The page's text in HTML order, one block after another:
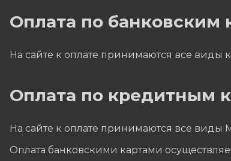
Оплата по банковским
На сайте к оплате принимаются все виды
Оплата по кредитным
На сайте к оплате принимаются все виды
Оплата банковскими картами